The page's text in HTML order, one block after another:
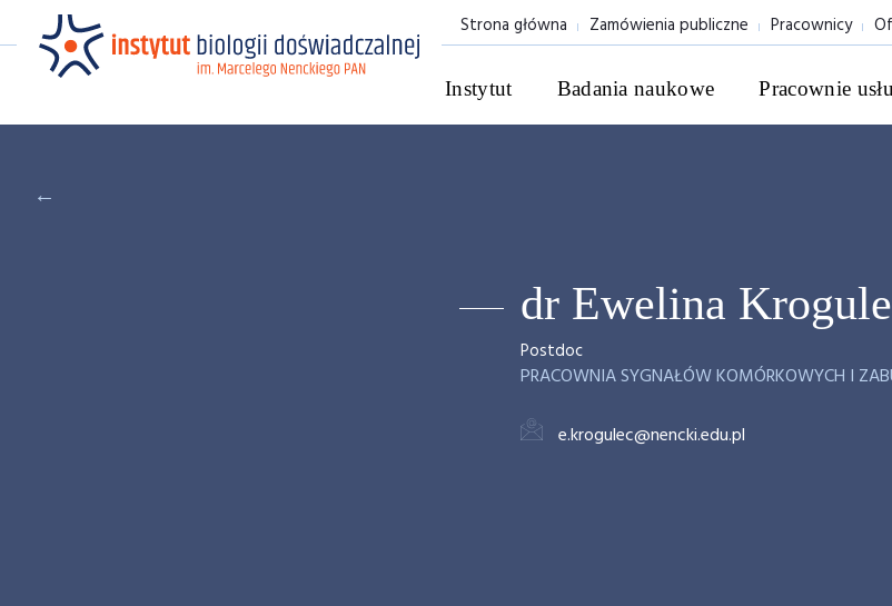
Strona główna Zamówienia publiczne Pracownicy
Instytut Badania naukowe Pracownie
←
dr Ewelina
Postdoc
PRACOWNIA SYGNAŁÓW KOMÓRKOWYCH I
e.krogulec@nencki.edu.pl